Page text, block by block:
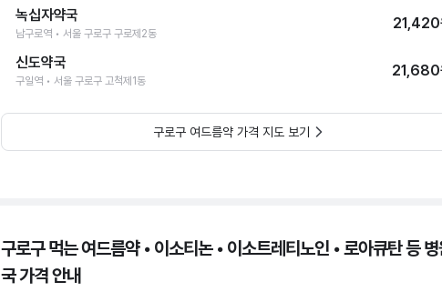
녹십자약국
남구로역 • 서울 구로구 구로제2동
21,420
신도약국
구일역 • 서울 구로구 고척제1동
21,680
구로구 여드름약 가격 지도 보기
구로구 먹는 여드름약 • 이소티논 • 이소트레티노인 • 로아큐탄 등
국 가격 안내